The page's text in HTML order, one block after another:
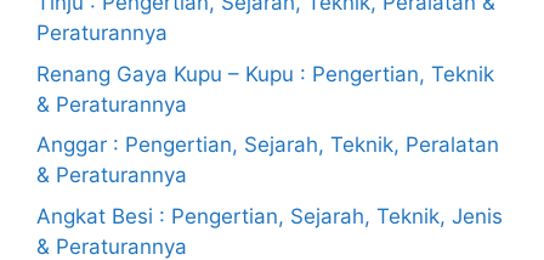
Peraturannya
Renang Gaya Kupu – Kupu : Pengertian, Teknik
& Peraturannya
Anggar : Pengertian, Sejarah, Teknik, Peralatan
& Peraturannya
Angkat Besi : Pengertian, Sejarah, Teknik, Jenis
& Peraturannya